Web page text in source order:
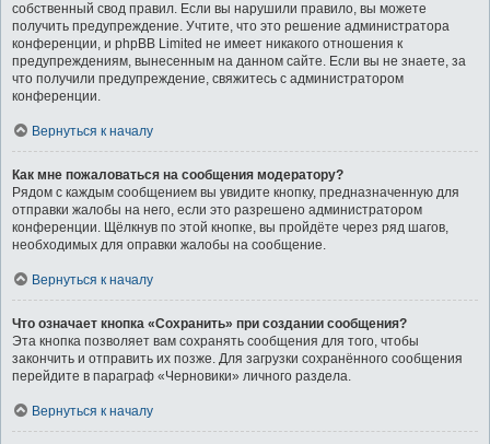
собственный свод правил. Если вы нарушили правило, вы можете
получить предупреждение. Учтите, что это решение администратора
конференции, и phpBB Limited не имеет никакого отношения к
предупреждениям, вынесенным на данном сайте. Если вы не знаете, за
что получили предупреждение, свяжитесь с администратором
конференции.
Вернуться к началу
Как мне пожаловаться на сообщения модератору?
Рядом с каждым сообщением вы увидите кнопку, предназначенную для
отправки жалобы на него, если это разрешено администратором
конференции. Щёлкнув по этой кнопке, вы пройдёте через ряд шагов,
необходимых для оправки жалобы на сообщение.
Вернуться к началу
Что означает кнопка «Сохранить» при создании сообщения?
Эта кнопка позволяет вам сохранять сообщения для того, чтобы
закончить и отправить их позже. Для загрузки сохранённого сообщения
перейдите в параграф «Черновики» личного раздела.
Вернуться к началу